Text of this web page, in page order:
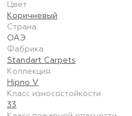
Цвет
Коричневый
Страна
ОАЭ
Фабрика
Standart Carpets
Коллекция
Hipno V
Класс износостойкости
33